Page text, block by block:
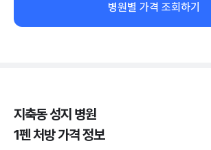
병원별 가격 조회하기
지축동 성지 병원
1펜 처방 가격 정보